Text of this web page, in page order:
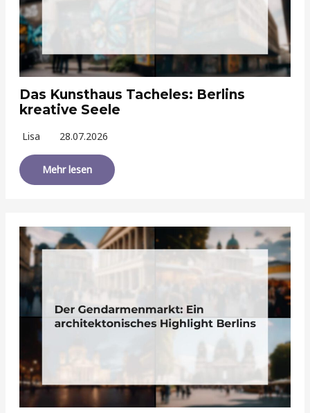
Das Kunsthaus Tacheles: Berlins
kreative Seele
Lisa 28.07.2026
Mehr lesen